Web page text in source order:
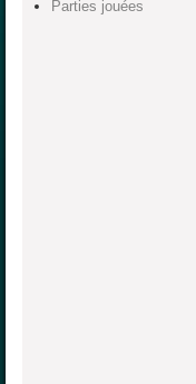
Parties jouées